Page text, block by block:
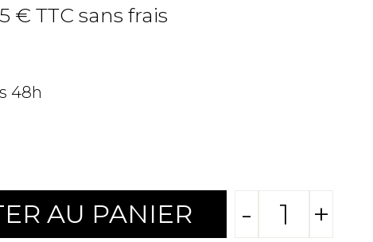
€ TTC sans frais
48h
AU PANIER - +